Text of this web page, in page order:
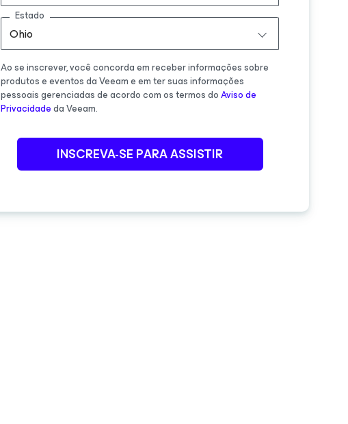
Ohio
Estado
Ao se inscrever, você concorda em receber informações sobre
produtos e eventos da Veeam e em ter suas informações
pessoais gerenciadas de acordo com os termos doAviso de
Privacidadeda Veeam.
INSCREVA-SE PARA ASSISTIR